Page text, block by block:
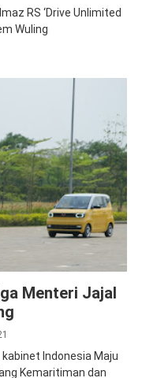
RS ‘Drive Unlimited
Wuling
Menteri Jajal
Indonesia Maju
Kemaritiman dan